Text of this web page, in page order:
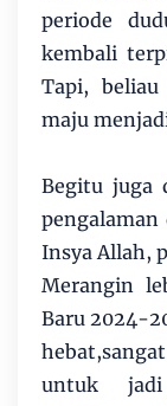
periode
kembali
Tapi,
maju
Begitu juga
pengalaman
Insya Allah,
Merangin
Baru 2024-
untuk